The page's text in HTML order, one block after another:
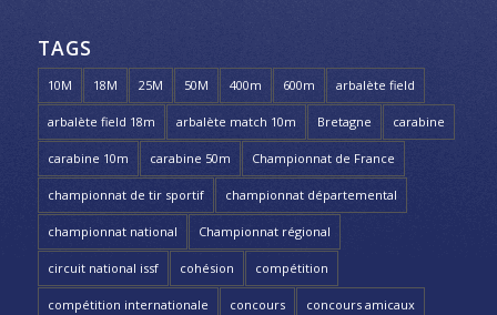
TAGS
10M 18M 25M 50M 400m 600m arbalète field
arbalète field 18m arbalète match 10m Bretagne carabine
carabine 10m carabine 50m Championnat de France
championnat de tir sportif championnat départemental
championnat national Championnat régional
circuit national issf cohésion compétition
compétition internationale concours concours amicaux